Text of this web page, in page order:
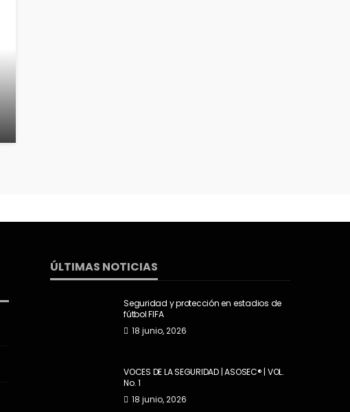
ÚLTIMAS NOTICIAS
Seguridad y protección en estadios de
fútbol FIFA
18 junio, 2026
VOCES DE LA SEGURIDAD | ASOSEC® | VOL.
No. 1
18 junio, 2026